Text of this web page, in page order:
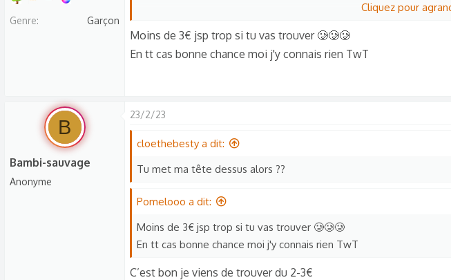
Genre Garçon
Cliquez pour
Moins de 3€ jsp trop si tu vas trouver 🥲🥲🥲
En tt cas bonne chance moi j'y connais rien TwT
B
Bambi-sauvage
Anonyme
23/2/23
cloethebesty a dit:
Tu met ma tête dessus alors ??
Pomelooo a dit:
Moins de 3€ jsp trop si tu vas trouver 🥲🥲🥲
En tt cas bonne chance moi j'y connais rien TwT
C’est bon je viens de trouver du 2-3€